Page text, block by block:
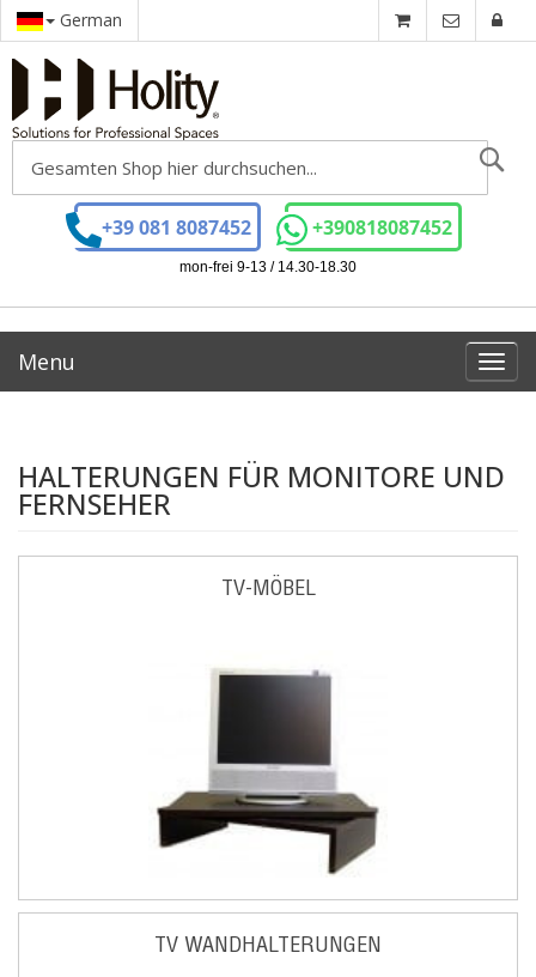
German
+39 081 8087452 +390818087452
mon-frei 9-13 / 14.30-18.30
Menu
HALTERUNGEN FÜR MONITORE UND
FERNSEHER
TV-MÖBEL
TV WANDHALTERUNGEN